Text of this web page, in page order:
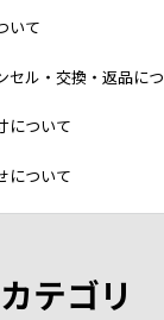
いて
セル・交換・返品に
について
について
カテゴリ